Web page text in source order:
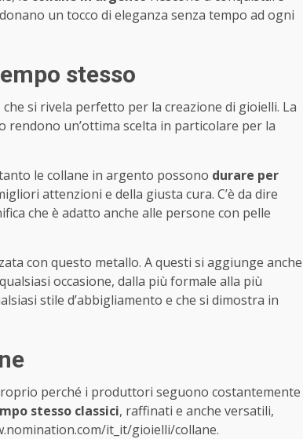
un tocco di eleganza senza tempo ad ogni
stesso
si rivela perfetto per la creazione di gioielli. La
rendono un’ottima scelta in particolare per la
le collane in argento possono durare per
attenzioni e della giusta cura. C’è da dire
che è adatto anche alle persone con pelle
con questo metallo. A questi si aggiunge anche
occasione, dalla più formale alla più
stile d’abbigliamento e che si dimostra in
perché i produttori seguono costantemente
stesso classici, raffinati e anche versatili,
it_it/gioielli/collane.